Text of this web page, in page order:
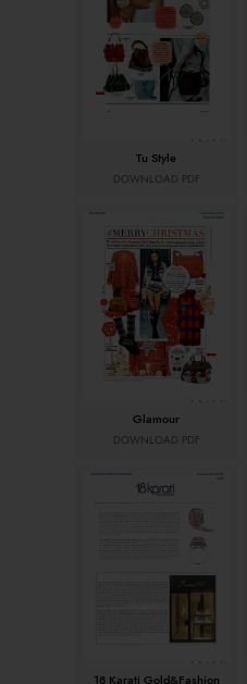
Tu Style
DOWNLOAD PDF
Glamour
DOWNLOAD PDF
18 Karati Gold&Fashion